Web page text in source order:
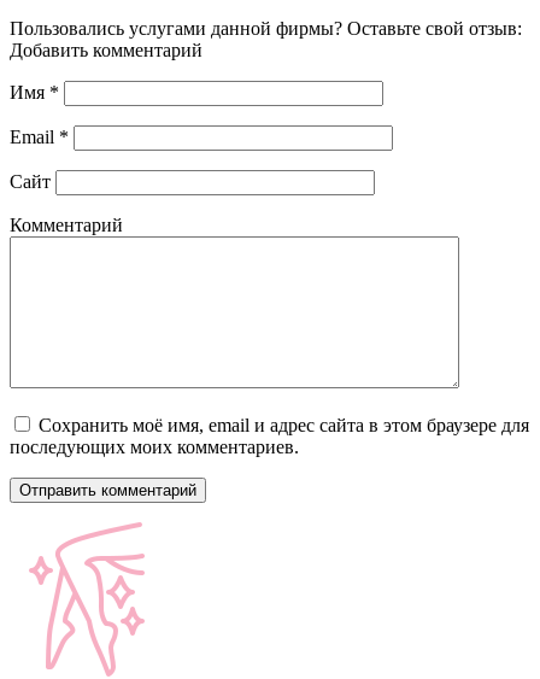
Пользовались услугами данной фирмы? Оставьте свой отзыв:
Добавить комментарий
Имя *
Email *
Сайт
Комментарий
Сохранить моё имя, email и адрес сайта в этом браузере для
последующих моих комментариев.